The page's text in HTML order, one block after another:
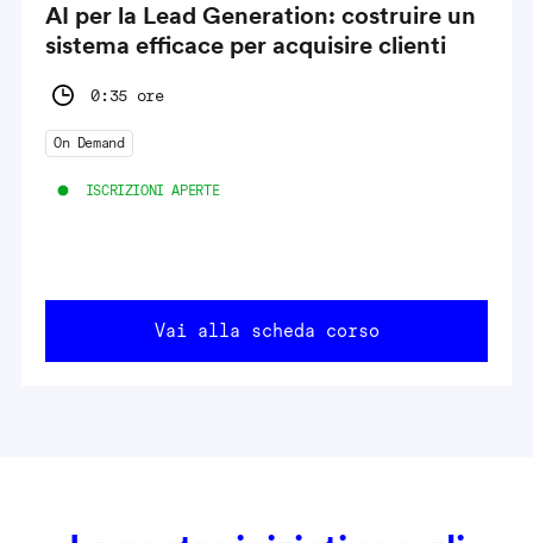
AI per la Lead Generation: costruire un
sistema efficace per acquisire clienti
0:35 ore
On Demand
ISCRIZIONI APERTE
Vai alla scheda corso